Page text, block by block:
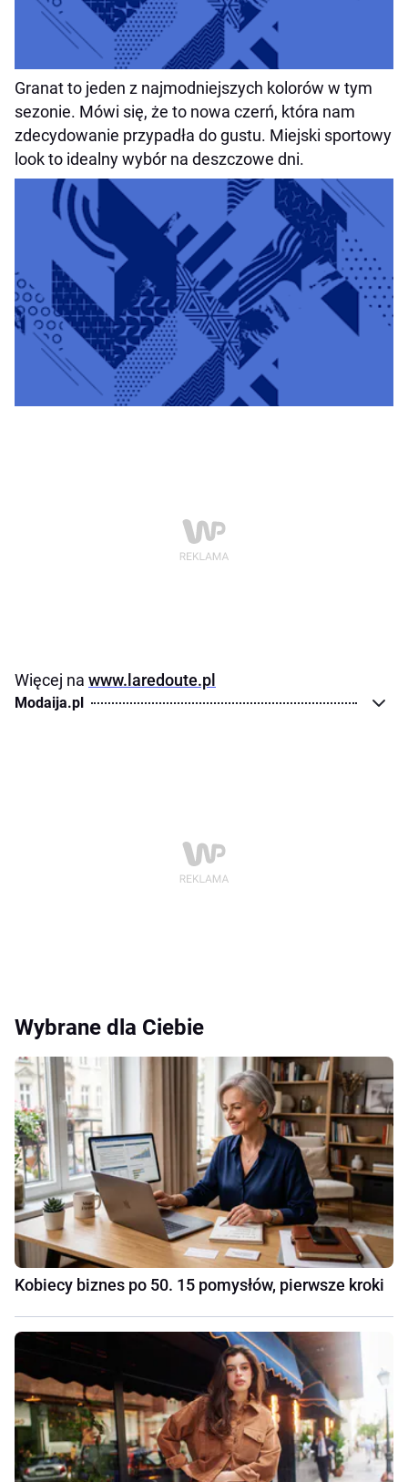
Granat to jeden z najmodniejszych kolorów w tym
sezonie. Mówi się, że to nowa czerń, która nam
zdecydowanie przypadła do gustu. Miejski sportowy
look to idealny wybór na deszczowe dni.
Więcej na www.laredoute.pl
Modaija.pl
Wybrane dla Ciebie
Kobiecy biznes po 50. 15 pomysłów, pierwsze kroki